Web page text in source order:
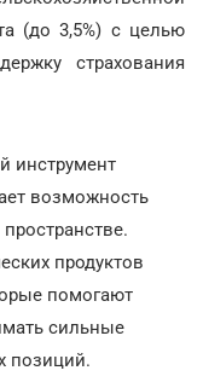
(до 3,5%) с целью
страхования
инструмент
возможность
продуктов
помогают
сильные
позиций.